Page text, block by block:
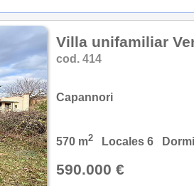
Villa unifamiliar
cod. 414
Capannori
570 m2 Locales 6
590.000 €